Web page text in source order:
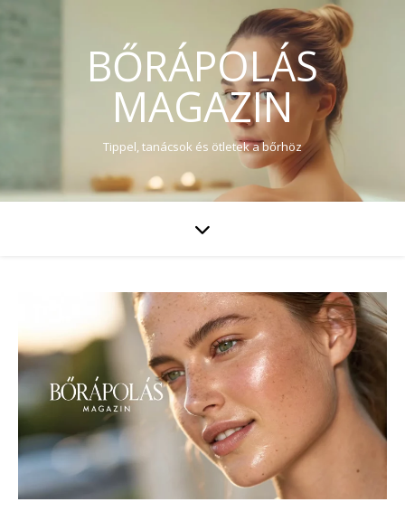
BŐRÁPOLÁS
MAGAZIN
Tippel, tanácsok és ötletek a bőrhöz